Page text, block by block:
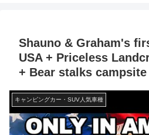
Shauno & Graham's
USA + Priceless
+ Bear stalks campsite
キャンピングカー・SUV人気車種